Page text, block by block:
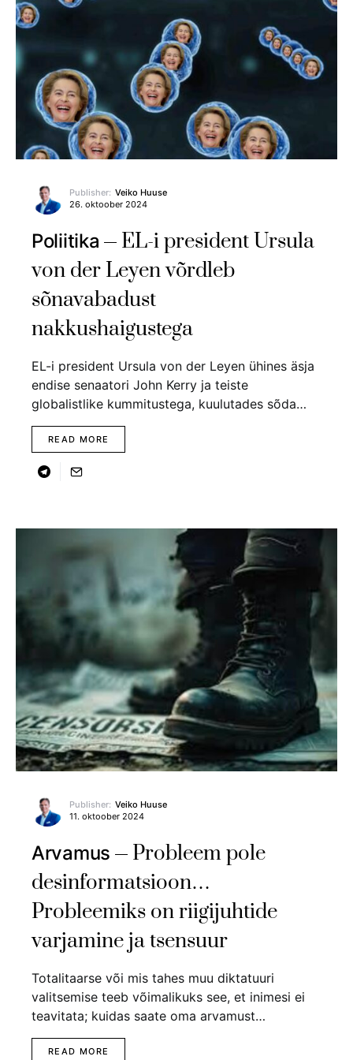
Publisher: Veiko Huuse
26. oktoober 2024
Poliitika
EL-i president Ursula
von der Leyen võrdleb
sõnavabadust
nakkushaigustega
EL-i president Ursula von der Leyen ühines äsja
endise senaatori John Kerry ja teiste
globalistlike kummitustega, kuulutades sõda…
READ MORE
Publisher: Veiko Huuse
11. oktoober 2024
Arvamus
Probleem pole
desinformatsioon…
Probleemiks on riigijuhtide
varjamine ja tsensuur
Totalitaarse või mis tahes muu diktatuuri
valitsemise teeb võimalikuks see, et inimesi ei
teavitata; kuidas saate oma arvamust…
READ MORE